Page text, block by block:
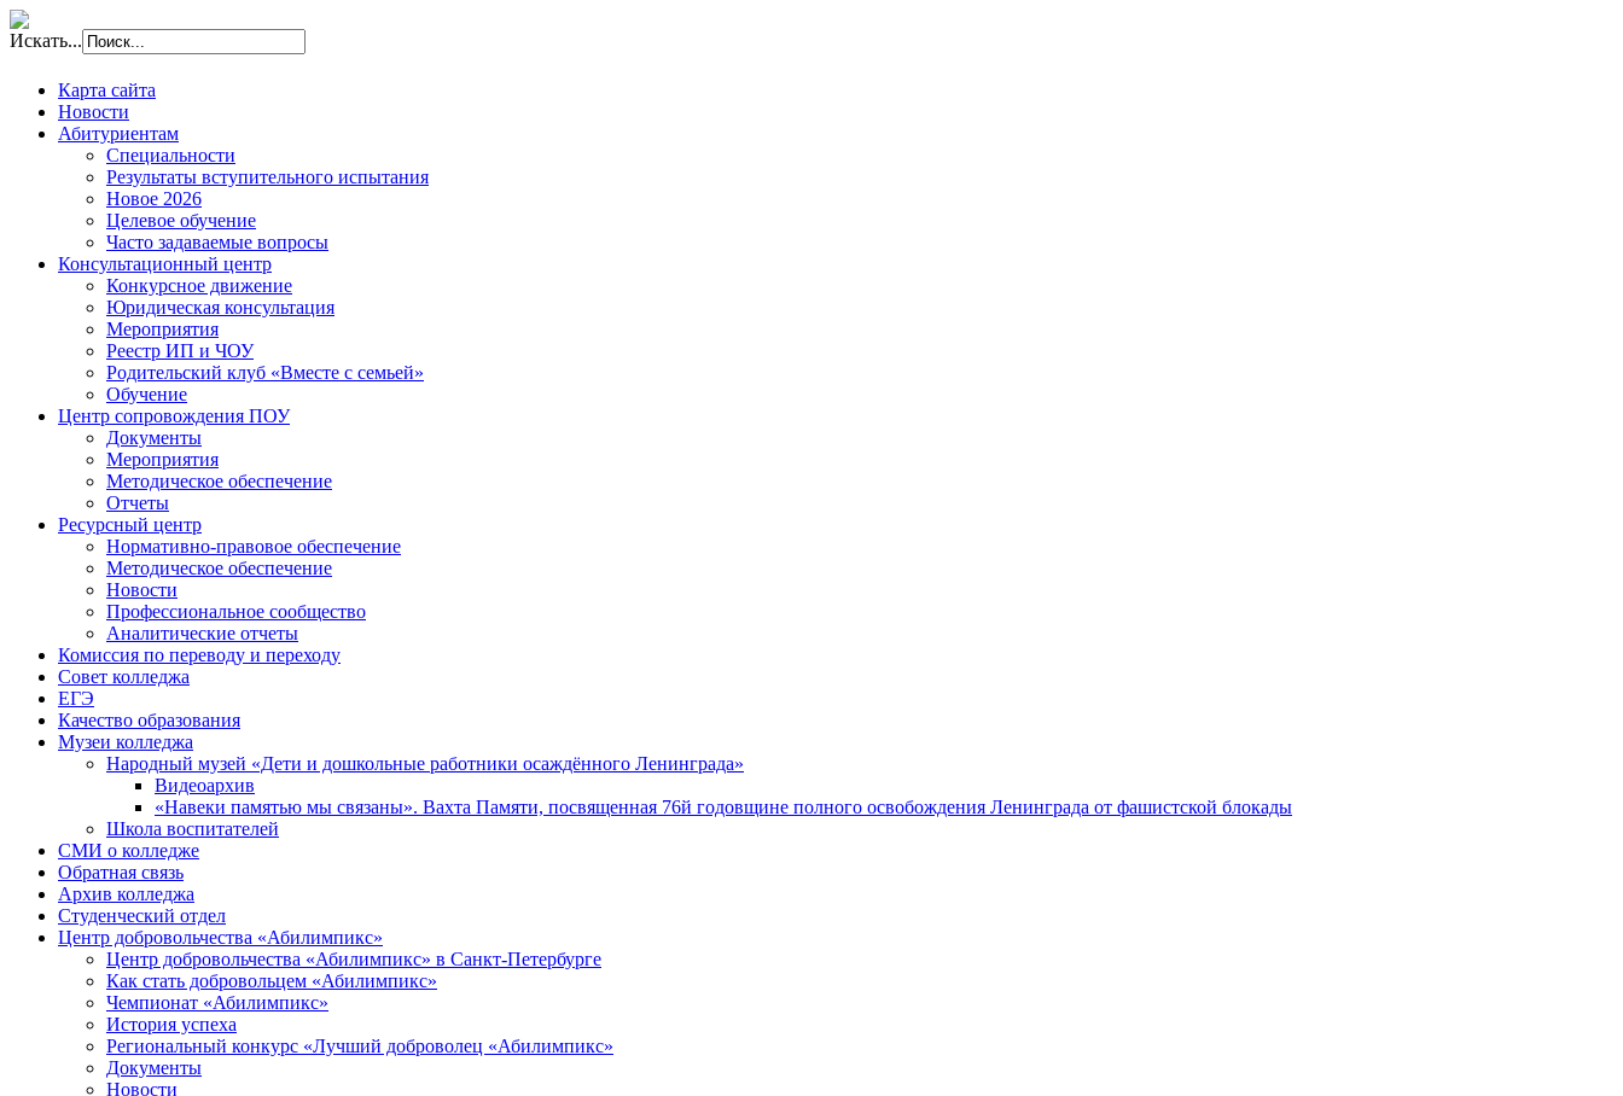
Искать...
Карта сайта
Новости
Абитуриентам
Специальности
Результаты вступительного испытания
Новое 2026
Целевое обучение
Часто задаваемые вопросы
Консультационный центр
Конкурсное движение
Юридическая консультация
Мероприятия
Реестр ИП и ЧОУ
Родительский клуб «Вместе с семьей»
Обучение
Центр сопровождения ПОУ
Документы
Мероприятия
Методическое обеспечение
Отчеты
Ресурсный центр
Нормативно-правовое обеспечение
Методическое обеспечение
Новости
Профессиональное сообщество
Аналитические отчеты
Комиссия по переводу и переходу
Совет колледжа
ЕГЭ
Качество образования
Музеи колледжа
Народный музей «Дети и дошкольные работники осаждённого Ленинграда»
Видеоархив
«Навеки памятью мы связаны». Вахта Памяти, посвященная 76й годовщине полного освобождения Ленинграда от фашистской блокады
Школа воспитателей
СМИ о колледже
Обратная связь
Архив колледжа
Студенческий отдел
Центр добровольчества «Абилимпикс»
Центр добровольчества «Абилимпикс» в Санкт-Петербурге
Как стать добровольцем «Абилимпикс»
Чемпионат «Абилимпикс»
История успеха
Региональный конкурс «Лучший доброволец «Абилимпикс»
Документы
Новости